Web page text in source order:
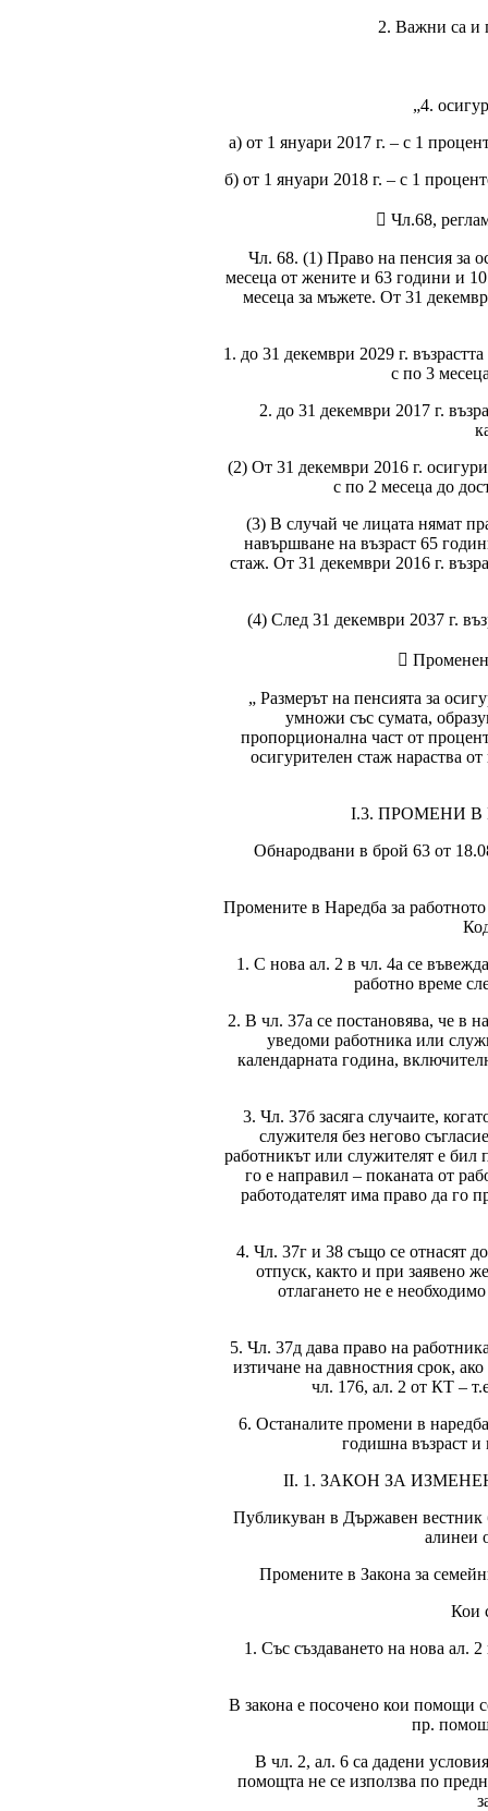
2. Важни са и
„4.
а) от 1 януари 2017 г. – с 1
б) от 1 януари 2018 г. – с 1
 Чл.68,
Чл. 68. (1) Право на пенсия за
месеца от жените и 63 години и
месеца за мъжете. От 31
1. до 31 декември 2029 г.
с по 3
2. до 31 декември 2017 г.
(2) От 31 декември 2016 г.
с по 2 месеца до
(3) В случай че лицата нямат
навършване на възраст 65
стаж. От 31 декември 2016 г.
(4) След 31 декември 2037 г.
 Променен
„ Размерът на пенсията за
умножи със сумата,
пропорционална част от
осигурителен стаж нараства
І.3. ПРОМЕНИ
Обнародвани в брой 63 от
Промените в Наредба за
1. С нова ал. 2 в чл. 4а се
работно време
2. В чл. 37а се постановява, че в
уведоми работника или
календарната година,
3. Чл. 37б засяга случаите,
служителя без негово
работникът или служителят е бил
го е направил – поканата от
работодателят има право да го
4. Чл. 37г и 38 също се отнасят
отпуск, както и при заявено
отлагането не е
5. Чл. 37д дава право на
изтичане на давностния срок,
чл. 176, ал. 2 от КТ –
6. Останалите промени в
годишна възраст и
ІІ. 1. ЗАКОН ЗА
Публикуван в Държавен вестник
алинеи
Промените в Закона за
Кои
1. Със създаването на нова ал.
В закона е посочено кои помощи
пр.
В чл. 2, ал. 6 са дадени
помощта не се използва по